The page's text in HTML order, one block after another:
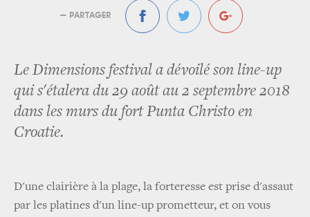
— PARTAGER
Le Dimensions festival a dévoilé son line-up
qui s'étalera du 29 août au 2 septembre 2018
dans les murs du fort Punta Christo en
Croatie.
D'une clairière à la plage, la forteresse est prise d'assaut
par les platines d'un line-up prometteur, et on vous